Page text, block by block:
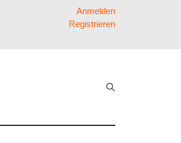
Anmelden
Registrieren